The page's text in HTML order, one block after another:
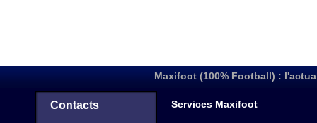
Maxifoot (100% Football) :
Contacts Services Maxifoot